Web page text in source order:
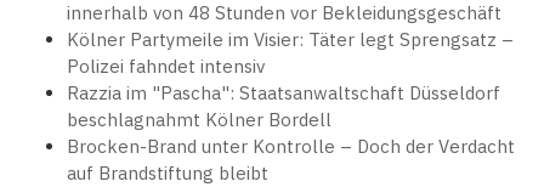
innerhalb von 48 Stunden vor Bekleidungsgeschäft
Kölner Partymeile im Visier: Täter legt Sprengsatz –
Polizei fahndet intensiv
Razzia im "Pascha": Staatsanwaltschaft Düsseldorf
beschlagnahmt Kölner Bordell
Brocken-Brand unter Kontrolle – Doch der Verdacht
auf Brandstiftung bleibt